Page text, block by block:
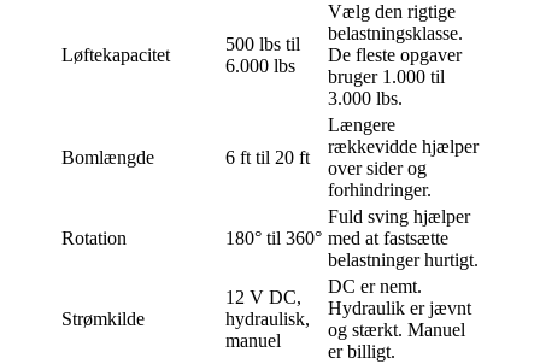
Løftekapacitet
500 lbs til
6.000 lbs
Vælg den rigtige
belastningsklasse.
De fleste opgaver
bruger 1.000 til
3.000 lbs.
Bomlængde 6 ft til 20 ft
Længere
rækkevidde hjælper
over sider og
forhindringer.
Rotation 180° til 360°
Fuld sving hjælper
med at fastsætte
belastninger hurtigt.
Strømkilde
12 V DC,
hydraulisk,
manuel
DC er nemt.
Hydraulik er jævnt
og stærkt. Manuel
er billigt.